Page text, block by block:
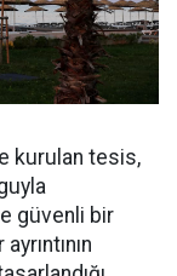
kurulan tesis,
güvenli bir